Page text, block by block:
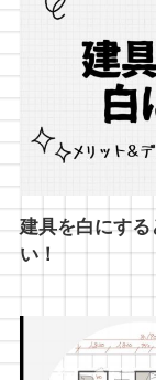
建具を白にす
い！